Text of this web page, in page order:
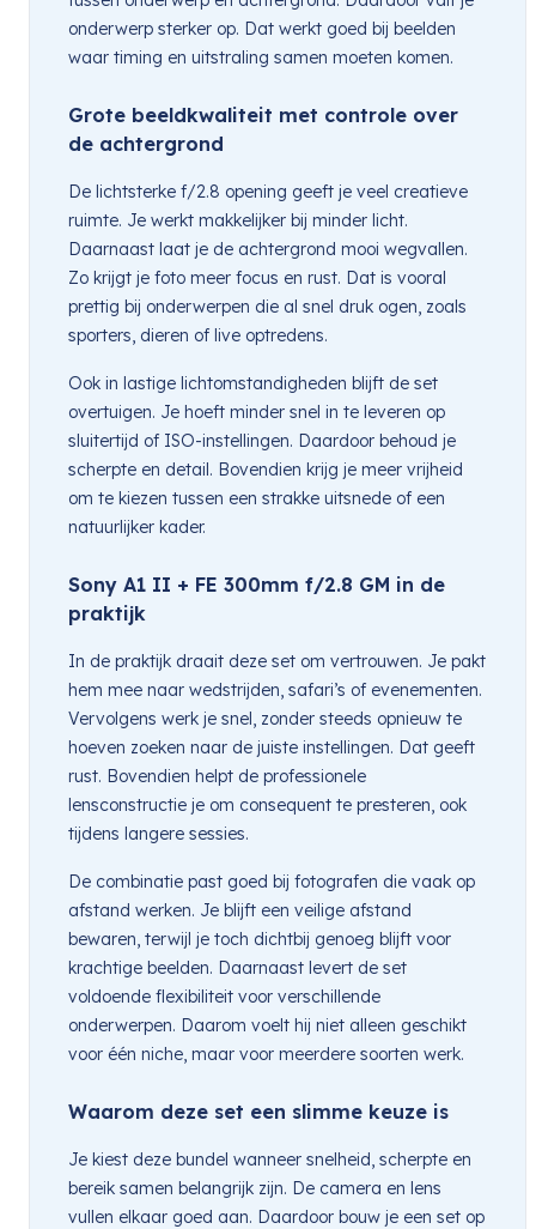
onderwerp sterker op. Dat werkt goed bij beelden
waar timing en uitstraling samen moeten komen.
Grote beeldkwaliteit met controle over
de achtergrond
De lichtsterke f/2.8 opening geeft je veel creatieve
ruimte. Je werkt makkelijker bij minder licht.
Daarnaast laat je de achtergrond mooi wegvallen.
Zo krijgt je foto meer focus en rust. Dat is vooral
prettig bij onderwerpen die al snel druk ogen, zoals
sporters, dieren of live optredens.
Ook in lastige lichtomstandigheden blijft de set
overtuigen. Je hoeft minder snel in te leveren op
sluitertijd of ISO-instellingen. Daardoor behoud je
scherpte en detail. Bovendien krijg je meer vrijheid
om te kiezen tussen een strakke uitsnede of een
natuurlijker kader.
Sony A1 II + FE 300mm f/2.8 GM in de
praktijk
In de praktijk draait deze set om vertrouwen. Je pakt
hem mee naar wedstrijden, safari’s of evenementen.
Vervolgens werk je snel, zonder steeds opnieuw te
hoeven zoeken naar de juiste instellingen. Dat geeft
rust. Bovendien helpt de professionele
lensconstructie je om consequent te presteren, ook
tijdens langere sessies.
De combinatie past goed bij fotografen die vaak op
afstand werken. Je blijft een veilige afstand
bewaren, terwijl je toch dichtbij genoeg blijft voor
krachtige beelden. Daarnaast levert de set
voldoende flexibiliteit voor verschillende
onderwerpen. Daarom voelt hij niet alleen geschikt
voor één niche, maar voor meerdere soorten werk.
Waarom deze set een slimme keuze is
Je kiest deze bundel wanneer snelheid, scherpte en
bereik samen belangrijk zijn. De camera en lens
vullen elkaar goed aan. Daardoor bouw je een set op